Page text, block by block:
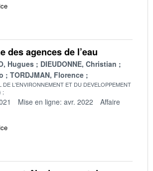
des agences de l’eau
Hugues
DIEUDONNE, Christian
TORDJMAN, Florence
DE L'ENVIRONNEMENT ET DU DEVELOPPEMENT
Mise en ligne: avr. 2022
Affaire